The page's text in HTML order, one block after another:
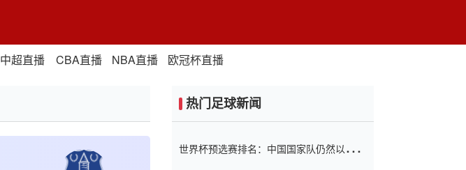
中超直播 CBA直播 NBA直播 欧冠杯直播
热门足球新闻
世界杯预选赛排名：中国国家队仍然以6分